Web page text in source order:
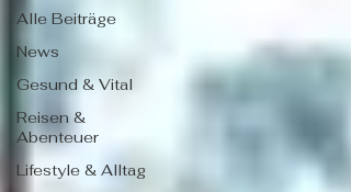
Alle Beiträge
News
Gesund & Vital
Reisen &
Abenteuer
Lifestyle & Alltag